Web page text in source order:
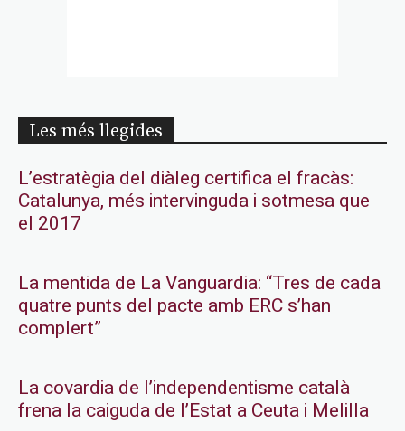
Les més llegides
L’estratègia del diàleg certifica el fracàs:
Catalunya, més intervinguda i sotmesa que
el 2017
La mentida de La Vanguardia: “Tres de cada
quatre punts del pacte amb ERC s’han
complert”
La covardia de l’independentisme català
frena la caiguda de l’Estat a Ceuta i Melilla